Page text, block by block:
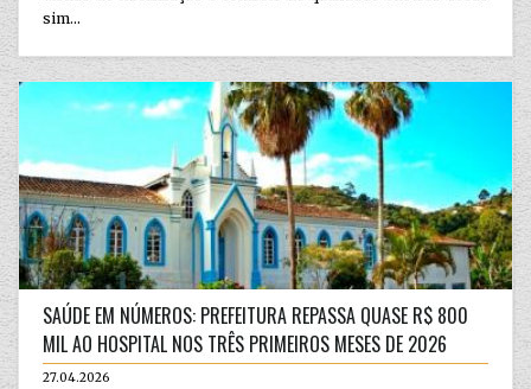
sim...
SAÚDE EM NÚMEROS: PREFEITURA REPASSA QUASE R$ 800
MIL AO HOSPITAL NOS TRÊS PRIMEIROS MESES DE 2026
27.04.2026